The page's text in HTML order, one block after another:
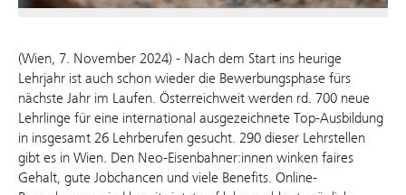
(Wien, 7. November 2024) - Nach dem Start ins heurige
Lehrjahr ist auch schon wieder die Bewerbungsphase fürs
nächste Jahr im Laufen. Österreichweit werden rd. 700 neue
Lehrlinge für eine international ausgezeichnete Top-Ausbildung
in insgesamt 26 Lehrberufen gesucht. 290 dieser Lehrstellen
gibt es in Wien. Den Neo-Eisenbahner:innen winken faires
Gehalt, gute Jobchancen und viele Benefits. Online-